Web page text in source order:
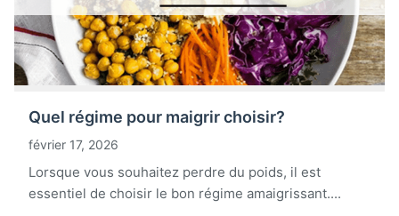
Quel régime pour maigrir choisir?
février 17, 2026
Lorsque vous souhaitez perdre du poids, il est
essentiel de choisir le bon régime amaigrissant....